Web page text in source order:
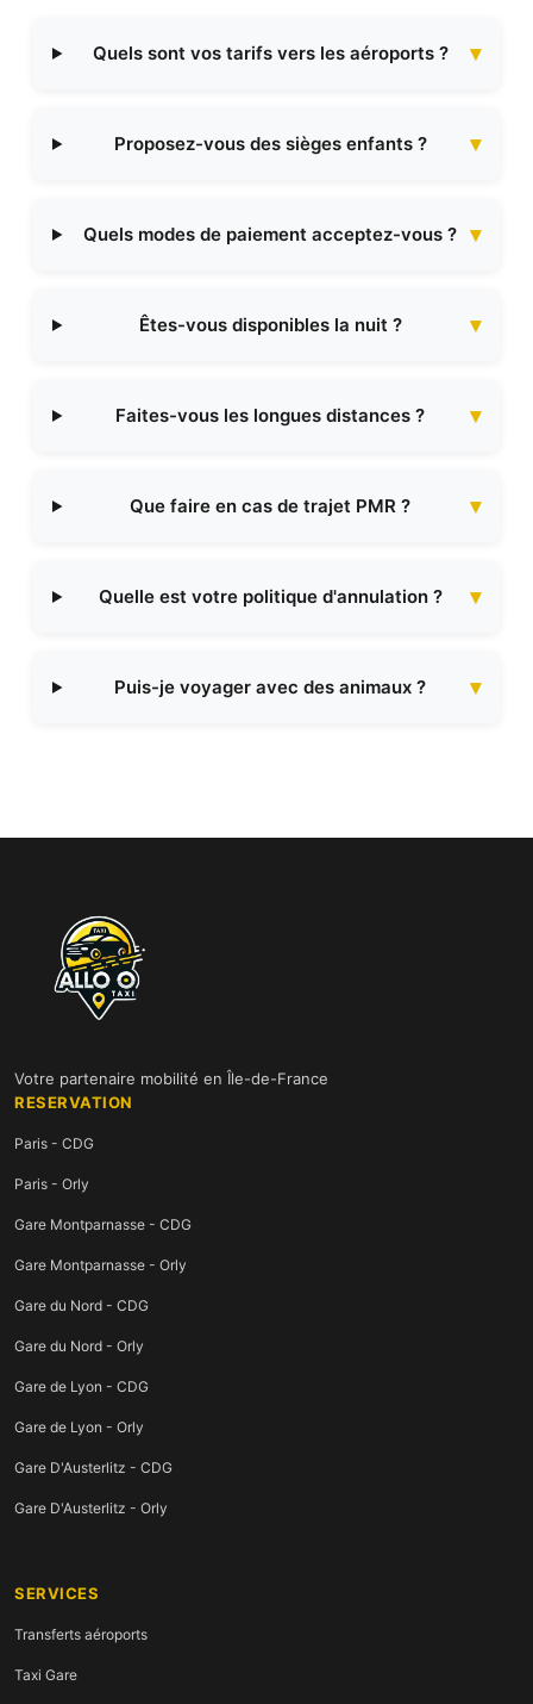
Quels sont vos tarifs vers les aéroports ?
Proposez-vous des sièges enfants ?
Quels modes de paiement acceptez-vous ?
Êtes-vous disponibles la nuit ?
Faites-vous les longues distances ?
Que faire en cas de trajet PMR ?
Quelle est votre politique d'annulation ?
Puis-je voyager avec des animaux ?
Votre partenaire mobilité en Île-de-France
RESERVATION
Paris - CDG
Paris - Orly
Gare Montparnasse - CDG
Gare Montparnasse - Orly
Gare du Nord - CDG
Gare du Nord - Orly
Gare de Lyon - CDG
Gare de Lyon - Orly
Gare D'Austerlitz - CDG
Gare D'Austerlitz - Orly
SERVICES
Transferts aéroports
Taxi Gare